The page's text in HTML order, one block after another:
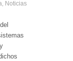
Noticias